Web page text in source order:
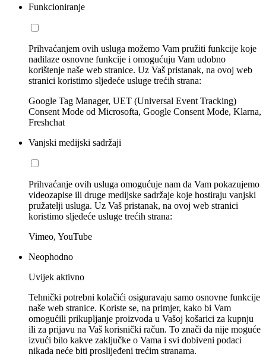
Funkcioniranje
Prihvaćanjem ovih usluga možemo Vam pružiti funkcije koje
nadilaze osnovne funkcije i omogućuju Vam udobno
korištenje naše web stranice. Uz Vaš pristanak, na ovoj web
stranici koristimo sljedeće usluge trećih strana:
Google Tag Manager, UET (Universal Event Tracking)
Consent Mode od Microsofta, Google Consent Mode, Klarna,
Freshchat
Vanjski medijski sadržaji
Prihvaćanje ovih usluga omogućuje nam da Vam pokazujemo
videozapise ili druge medijske sadržaje koje hostiraju vanjski
pružatelji usluga. Uz Vaš pristanak, na ovoj web stranici
koristimo sljedeće usluge trećih strana:
Vimeo, YouTube
Neophodno
Uvijek aktivno
Tehnički potrebni kolačići osiguravaju samo osnovne funkcije
naše web stranice. Koriste se, na primjer, kako bi Vam
omogućili prikupljanje proizvoda u Vašoj košarici za kupnju
ili za prijavu na Vaš korisnički račun. To znači da nije moguće
izvući bilo kakve zaključke o Vama i svi dobiveni podaci
nikada neće biti proslijeđeni trećim stranama.